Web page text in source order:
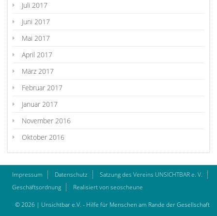
Juli 2017
Juni 2017
Mai 2017
April 2017
März 2017
Februar 2017
Januar 2017
November 2016
Oktober 2016
Impressum Datenschutz
Satzung des Vereins UNSICHTBAR e. V.
Geschäftsordnung
Realisiert von seoscheune
© 2026 | Unsichtbar e.V. - Hilfe für Menschen am Rande der Gesellschaft